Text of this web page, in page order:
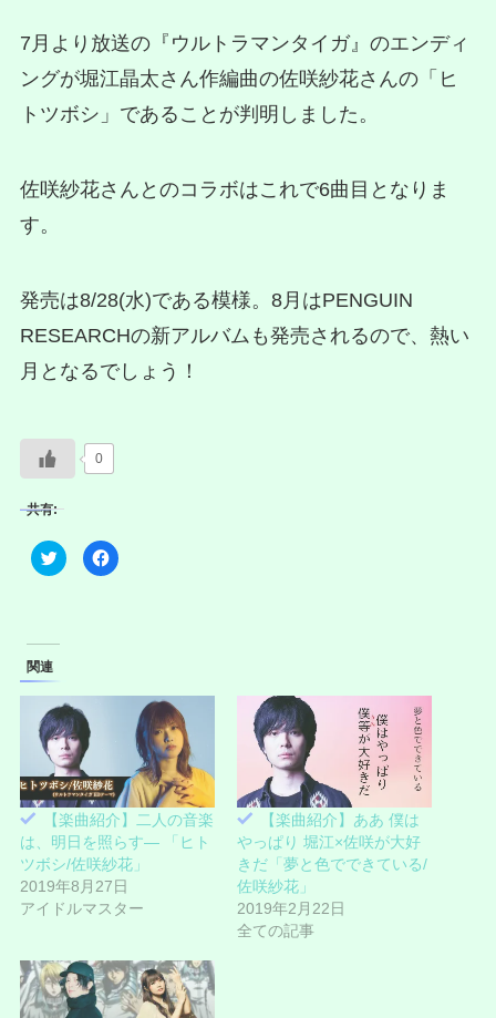
7月より放送の『ウルトラマンタイガ』のエンディ
ングが堀江晶太さん作編曲の佐咲紗花さんの「ヒ
トツボシ」であることが判明しました。
佐咲紗花さんとのコラボはこれで6曲目となりま
す。
発売は8/28(水)である模様。8月はPENGUIN
RESEARCHの新アルバムも発売されるので、熱い
月となるでしょう！
0
共有:
ク
リ
w
e
r
で
共
有
(
新
し
い
ウ
ィ
ン
ド
ウ
で
開
き
F
a
す
ッ
ク
し
て
く
だ
さ
い
(
新
し
ン
ド
ウ
で
関連
【楽曲紹介】二人の音楽
は、明日を照らす― 「ヒト
ツボシ/佐咲紗花」
2019年8月27日
アイドルマスター
【楽曲紹介】ああ 僕は
やっぱり 堀江×佐咲が大好
きだ「夢と色でできている/
佐咲紗花」
2019年2月22日
全ての記事